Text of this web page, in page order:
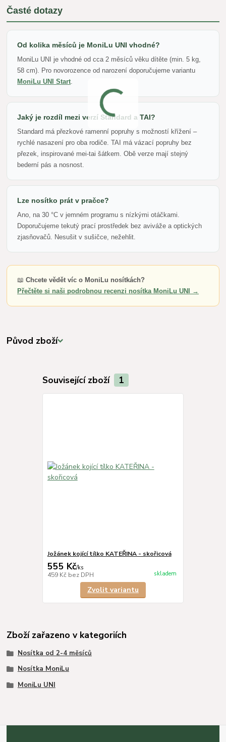
Časté dotazy
Od kolika měsíců je MoniLu UNI vhodné?
MoniLu UNI je vhodné od cca 2 měsíců věku dítěte (min. 5 kg,
58 cm). Pro novorozence od narození doporučujeme variantu
MoniLu UNI Start.
Jaký je rozdíl mezi verzí Standard a TAI?
Standard má přezkové ramenní popruhy s možností křížení –
rychlé nasazení pro oba rodiče. TAI má vázací popruhy bez
přezek, inspirované mei-tai šátkem. Obě verze mají stejný
bederní pás a nosnost.
Lze nosítko prát v pračce?
Ano, na 30 °C v jemném programu s nízkými otáčkami.
Doporučujeme tekutý prací prostředek bez aviváže a optických
zjasňovačů. Nesušit v sušičce, nežehlit.
📖Chcete vědět víc o MoniLu nosítkách?
Přečtěte si naši podrobnou recenzi nosítka MoniLu UNI →
Původ zboží
Související zboží 1
Jožánek kojící tílko KATEŘINA - skořicová
555 Kč/ks
459 Kč bez DPH skladem
Zvolit variantu
Zboží zařazeno v kategoriích
Nosítka od 2-4 měsíců
Nosítka MoniLu
MoniLu UNI